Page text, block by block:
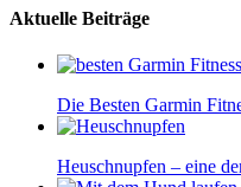
Aktuelle Beiträge
Die Besten Garmin
Heuschnupfen – eine